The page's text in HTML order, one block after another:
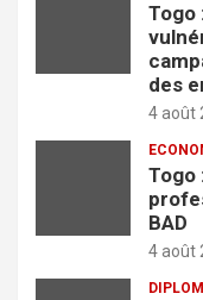
Togo
des
4 août
Togo
BAD
4 août